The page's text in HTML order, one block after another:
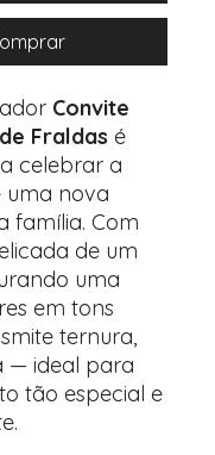
Convite
Fraldas é
celebrar a
uma nova
família. Com
de um
uma
em tons
ternura,
— ideal para
tão especial e